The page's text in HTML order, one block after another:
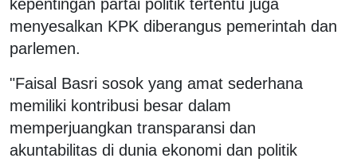
kepentingan partai politik tertentu juga
menyesalkan KPK diberangus pemerintah dan
parlemen.
"Faisal Basri sosok yang amat sederhana
memiliki kontribusi besar dalam
memperjuangkan transparansi dan
akuntabilitas di dunia ekonomi dan politik